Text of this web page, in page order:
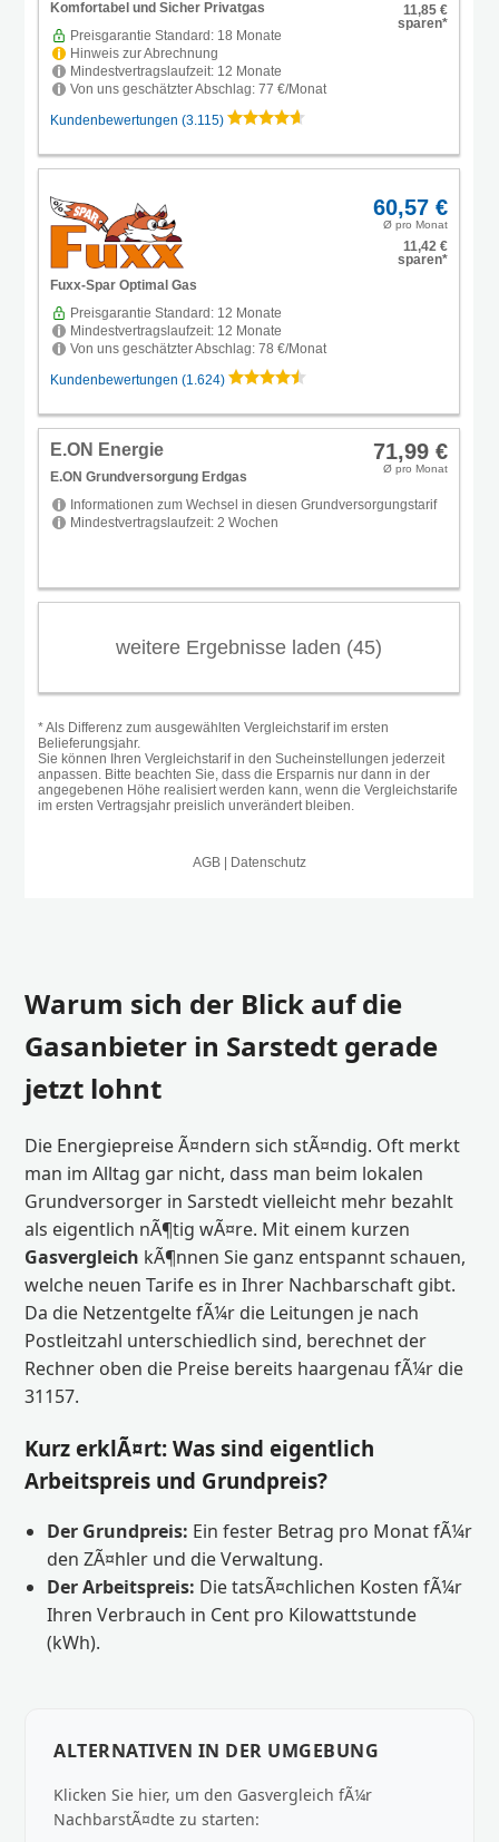
Warum sich der Blick auf die
Gasanbieter in Sarstedt gerade
jetzt lohnt
Die Energiepreise Ã¤ndern sich stÃ¤ndig. Oft merkt
man im Alltag gar nicht, dass man beim lokalen
Grundversorger in Sarstedt vielleicht mehr bezahlt
als eigentlich nÃ¶tig wÃ¤re. Mit einem kurzen
Gasvergleich kÃ¶nnen Sie ganz entspannt schauen,
welche neuen Tarife es in Ihrer Nachbarschaft gibt.
Da die Netzentgelte fÃ¼r die Leitungen je nach
Postleitzahl unterschiedlich sind, berechnet der
Rechner oben die Preise bereits haargenau fÃ¼r die
31157.
Kurz erklÃ¤rt: Was sind eigentlich
Arbeitspreis und Grundpreis?
Der Grundpreis: Ein fester Betrag pro Monat fÃ¼r
den ZÃ¤hler und die Verwaltung.
Der Arbeitspreis: Die tatsÃ¤chlichen Kosten fÃ¼r
Ihren Verbrauch in Cent pro Kilowattstunde
(kWh).
ALTERNATIVEN IN DER UMGEBUNG
Klicken Sie hier, um den Gasvergleich fÃ¼r
NachbarstÃ¤dte zu starten: